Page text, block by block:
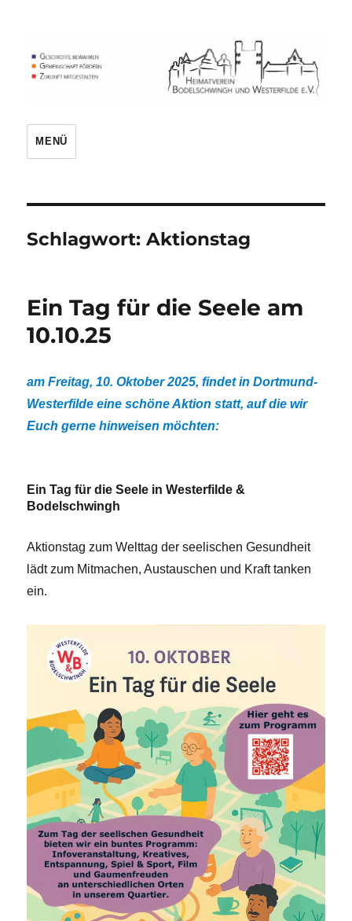
MENÜ
Schlagwort:Aktionstag
Ein Tag für die Seele am
10.10.25
am Freitag, 10. Oktober 2025, findet in Dortmund-
Westerfilde eine schöne Aktion statt, auf die wir
Euch gerne hinweisen möchten:
Ein Tag für die Seele in Westerfilde &
Bodelschwingh
Aktionstag zum Welttag der seelischen Gesundheit
lädt zum Mitmachen, Austauschen und Kraft tanken
ein.